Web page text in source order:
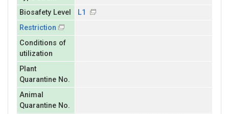
Biosafety Level
L1
Restriction
Conditions of
utilization
Plant
Quarantine No.
Animal
Quarantine No.